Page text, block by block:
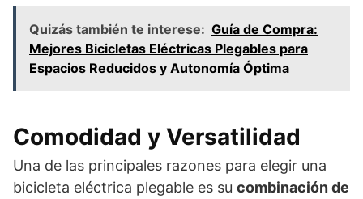
Quizás también te interese: Guía de Compra:
Mejores Bicicletas Eléctricas Plegables para
Espacios Reducidos y Autonomía Óptima
Comodidad y Versatilidad
Una de las principales razones para elegir una
bicicleta eléctrica plegable es su combinación de